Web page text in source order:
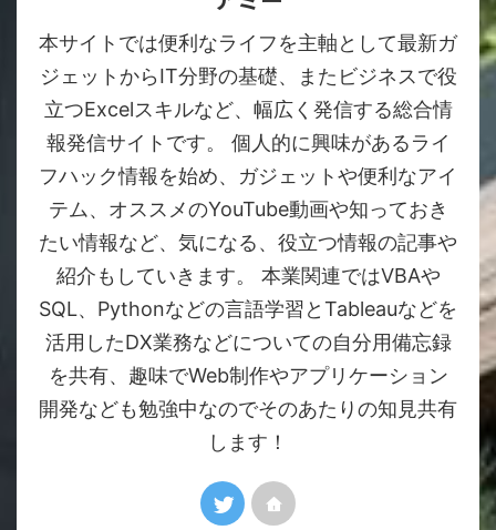
本サイトでは便利なライフを主軸として最新ガ
ジェットからIT分野の基礎、またビジネスで役
立つExcelスキルなど、幅広く発信する総合情
報発信サイトです。 個人的に興味があるライ
フハック情報を始め、ガジェットや便利なアイ
テム、オススメのYouTube動画や知っておき
たい情報など、気になる、役立つ情報の記事や
紹介もしていきます。 本業関連ではVBAや
SQL、Pythonなどの言語学習とTableauなどを
活用したDX業務などについての自分用備忘録
を共有、趣味でWeb制作やアプリケーション
開発なども勉強中なのでそのあたりの知見共有
します！